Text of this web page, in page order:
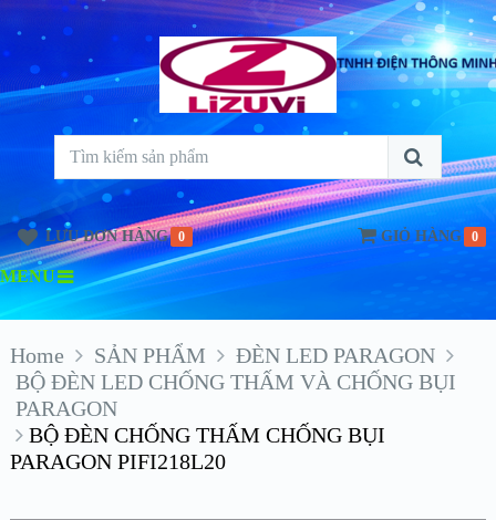
LƯU ĐƠN HÀNG 0 GIỎ HÀNG 0
MENU
Home SẢN PHẨM
ĐÈN LED PARAGON
BỘ ĐÈN LED CHỐNG THẤM VÀ CHỐNG BỤI
PARAGON
BỘ ĐÈN CHỐNG THẤM CHỐNG BỤI
PARAGON PIFI218L20